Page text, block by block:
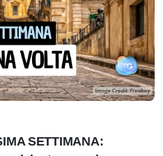
SETTIMANA: